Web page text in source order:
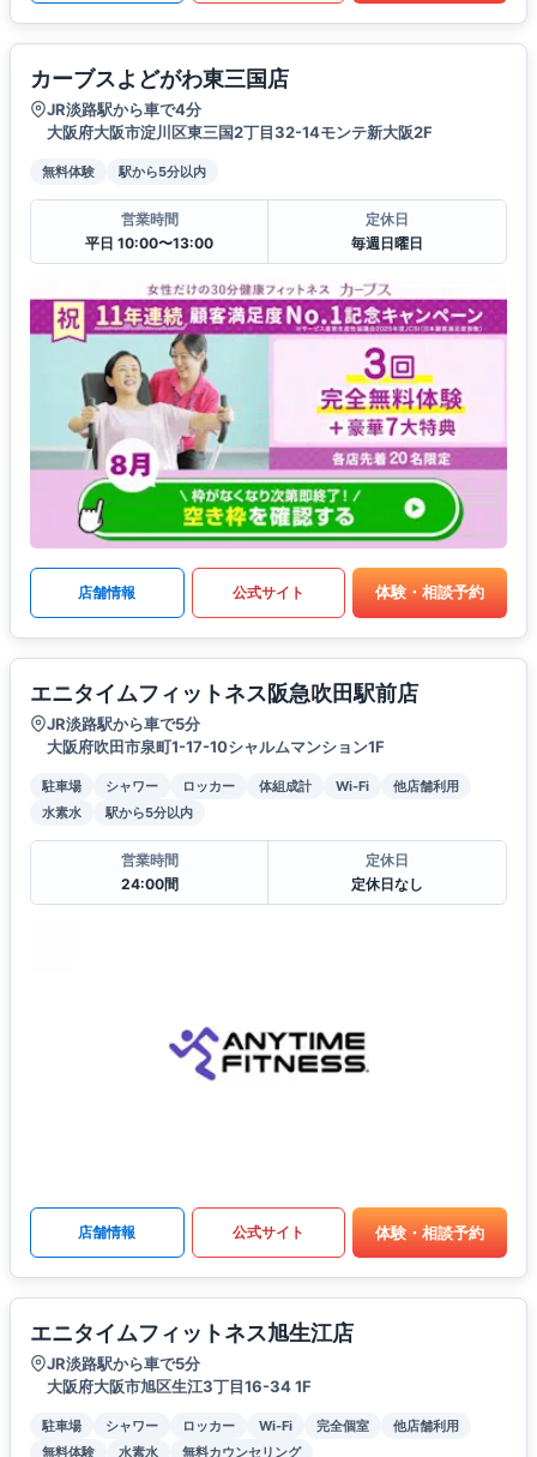
カーブスよどがわ東三国店
JR淡路駅から車で4分
大阪府大阪市淀川区東三国2丁目32-14モンテ新大阪2F
無料体験 駅から5分以内
営業時間
平日 10:00〜13:00
定休日
毎週日曜日
店舗情報 公式サイト 体験・相談予約
エニタイムフィットネス阪急吹田駅前店
JR淡路駅から車で5分
大阪府吹田市泉町1-17-10シャルムマンション1F
駐車場 シャワー ロッカー 体組成計 Wi-Fi
他店舗利用
水素水
駅から5分以内
営業時間
24:00間
定休日
定休日なし
店舗情報 公式サイト 体験・相談予約
エニタイムフィットネス旭生江店
JR淡路駅から車で5分
大阪府大阪市旭区生江3丁目16-34 1F
駐車場 シャワー ロッカー Wi-Fi 完全個室
他店舗利用
無料体験
水素水 無料カウンセリング